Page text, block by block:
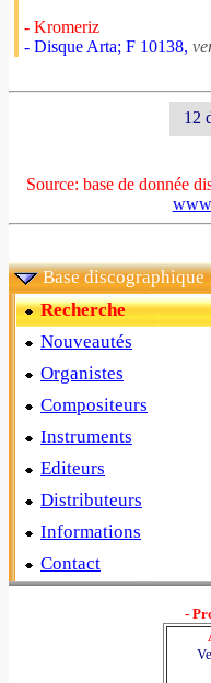
- Kromeriz
- Disque Arta; F 10138,
12
Source: base de donnée
Base discographique
Recherche
Nouveautés
Organistes
Compositeurs
Instruments
Editeurs
Distributeurs
Informations
Contact
-